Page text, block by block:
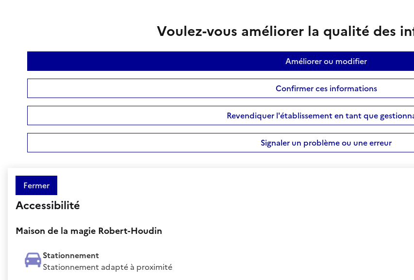
Voulez-vous améliorer la qualité des
Améliorer ou modifier
Confirmer ces informations
Revendiquer l'établissement en tant que
Signaler un problème ou une erreur
Fermer
Accessibilité
Maison de la magie Robert-Houdin
Stationnement
Stationnement adapté à proximité